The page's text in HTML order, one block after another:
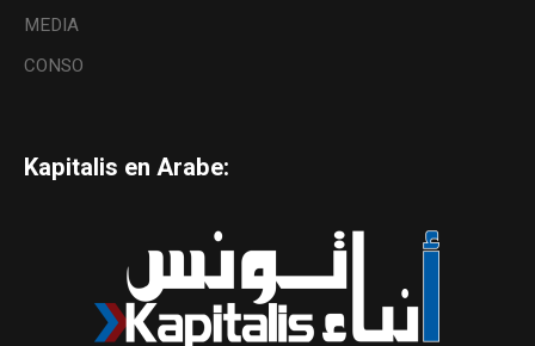
MEDIA
CONSO
Kapitalis en Arabe: